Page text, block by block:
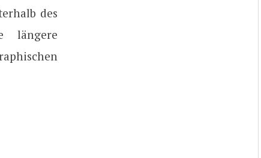
des
längere